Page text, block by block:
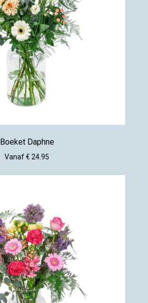
Boeket Daphne
Vanaf € 24.95